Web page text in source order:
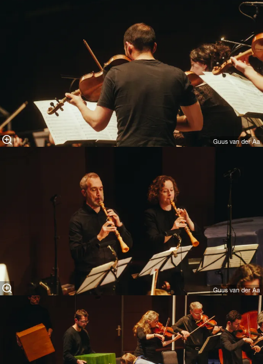
Guus van der Aa
Guus van der Aa